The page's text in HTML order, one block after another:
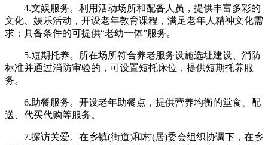
4.文娱服务。利用活动场所和配备人员，提供丰富多彩的
文化、娱乐活动，开设老年教育课程，满足老年人精神文化需
求；具备条件的可提供“老幼一体”服务。
5.短期托养。所在场所符合养老服务设施选址建设、消防
标准并通过消防审验的，可设置短托床位，提供短期托养服
务。
6.助餐服务。开设老年助餐点，提供营养均衡的堂食、配
送、代买代购等服务。
7.探访关爱。在乡镇(街道)和村(居)委会组织协调下，在乡